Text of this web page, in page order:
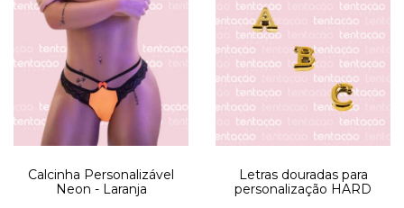
Calcinha Personalizável
Neon - Laranja
Letras douradas para
personalização HARD